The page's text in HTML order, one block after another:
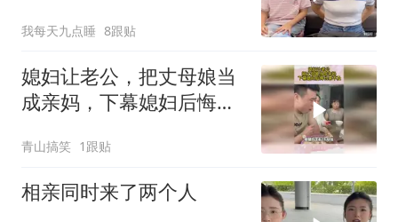
我每天九点睡 8跟贴
媳妇让老公，把丈母娘当
成亲妈，下幕媳妇后悔也
青山搞笑 1跟贴
相亲同时来了两个人